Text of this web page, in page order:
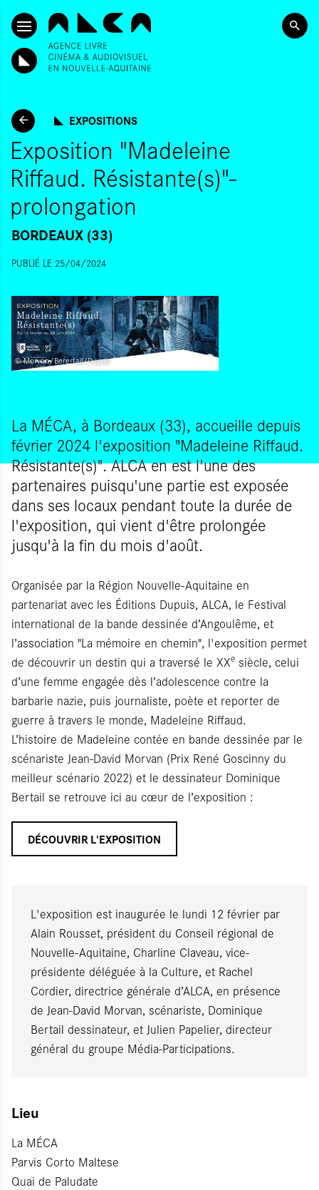
SKIP TO CONTENT
EXPOSITIONS
Exposition "Madeleine
Riffaud. Résistante(s)"-
prolongation
BORDEAUX (33)
PUBLIÉ LE 25/04/2024
© Morvan/Berertail/Dupuis
La MÉCA, à Bordeaux (33), accueille depuis
février 2024 l'exposition "Madeleine Riffaud.
Résistante(s)". ALCA en est l'une des
partenaires puisqu'une partie est exposée
dans ses locaux pendant toute la durée de
l'exposition, qui vient d'être prolongée
jusqu'à la fin du mois d'août.
Organisée par la Région Nouvelle-Aquitaine en
partenariat avec les Éditions Dupuis, ALCA, le Festival
international de la bande dessinée d’Angoulême, et
l’association "La mémoire en chemin", l'exposition permet
de découvrir un destin qui a traversé le XXe siècle, celui
d’une femme engagée dès l’adolescence contre la
barbarie nazie, puis journaliste, poète et reporter de
guerre à travers le monde, Madeleine Riffaud.
L’histoire de Madeleine contée en bande dessinée par le
scénariste Jean-David Morvan (Prix René Goscinny du
meilleur scénario 2022) et le dessinateur Dominique
Bertail se retrouve ici au cœur de l’exposition :
DÉCOUVRIR L'EXPOSITION
L'exposition est inaugurée le lundi 12 février par
Alain Rousset, président du Conseil régional de
Nouvelle-Aquitaine, Charline Claveau, vice-
présidente déléguée à la Culture, et Rachel
Cordier, directrice générale d’ALCA, en présence
de Jean-David Morvan, scénariste, Dominique
Bertail dessinateur, et Julien Papelier, directeur
général du groupe Média-Participations.
Lieu
La MÉCA
Parvis Corto Maltese
Quai de Paludate